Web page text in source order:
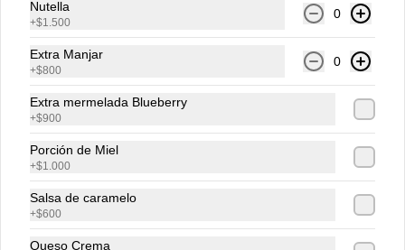
Chocolate Chips Cookie
Exquisita y suave galleta con chips de
cacao.
$4.200
Nutella
+$1.500
0
Extra Manjar
+$800
0
Extra mermelada Blueberry
+$900
Porción de Miel
+$1.000
Salsa de caramelo
+$600
Queso Crema